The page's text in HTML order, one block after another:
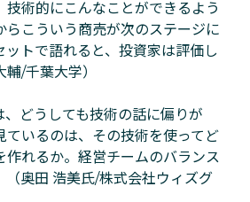
技術的にこんなことができるよう
らこういう商売が次のステージに
ットで語れると、投資家は評価し
輔/千葉大学）
、どうしても技術の話に偏りが
ているのは、その技術を使ってど
作れるか。経営チームのバランス
（奥田 浩美氏/株式会社ウィズグ